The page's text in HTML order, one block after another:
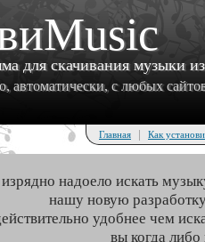
для скачивания музыки
автоматически, с любых
Главная | Как
надоело искать
нашу новую
удобнее чем
вы когда либо